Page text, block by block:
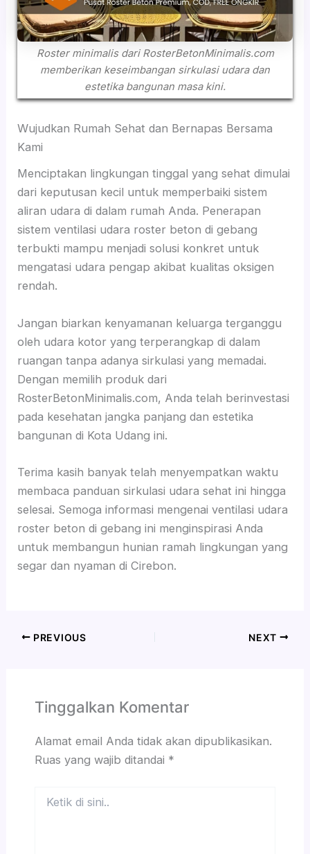
Roster minimalis dari RosterBetonMinimalis.com
memberikan keseimbangan sirkulasi udara dan
estetika bangunan masa kini.
Wujudkan Rumah Sehat dan Bernapas Bersama
Kami
Menciptakan lingkungan tinggal yang sehat dimulai
dari keputusan kecil untuk memperbaiki sistem
aliran udara di dalam rumah Anda. Penerapan
sistem ventilasi udara roster beton di gebang
terbukti mampu menjadi solusi konkret untuk
mengatasi udara pengap akibat kualitas oksigen
rendah.
Jangan biarkan kenyamanan keluarga terganggu
oleh udara kotor yang terperangkap di dalam
ruangan tanpa adanya sirkulasi yang memadai.
Dengan memilih produk dari
RosterBetonMinimalis.com, Anda telah berinvestasi
pada kesehatan jangka panjang dan estetika
bangunan di Kota Udang ini.
Terima kasih banyak telah menyempatkan waktu
membaca panduan sirkulasi udara sehat ini hingga
selesai. Semoga informasi mengenai ventilasi udara
roster beton di gebang ini menginspirasi Anda
untuk membangun hunian ramah lingkungan yang
segar dan nyaman di Cirebon.
PREVIOUS NEXT
Tinggalkan Komentar
Alamat email Anda tidak akan dipublikasikan.
Ruas yang wajib ditandai *